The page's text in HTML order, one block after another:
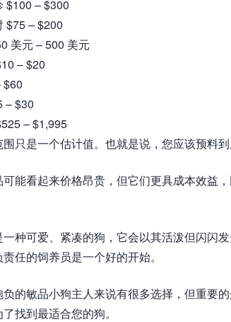
$100 – $300
$75 – $200
美元 – 500 美元
– $20
$60
– $30
– $1,995
只是一个估计值。也就是说，您应该预料
能看起来价格昂贵，但它们更具成本效益，
种可爱、紧凑的狗，它会以其活泼但闪闪
任的饲养员是一个好的开始。
的敏品小狗主人来说有很多选择，但重要
找到最适合您的狗。